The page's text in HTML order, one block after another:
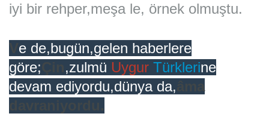
iyi bir rehper,meşa le, örnek olmuştu.
e de,bugün,gelen haberlere
göre;
,zulmü Uygur Türklerine
devam ediyordu,dünya da,